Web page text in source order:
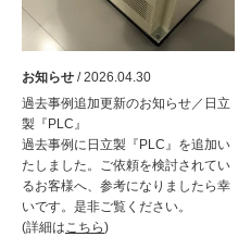
お知らせ / 2026.04.30
過去事例追加更新のお知らせ／日立
製『PLC』
過去事例に日立製『PLC』を追加い
たしました。ご依頼を検討されてい
るお客様へ、参考になりましたら幸
いです。是非ご覧ください。
(詳細はこちら)